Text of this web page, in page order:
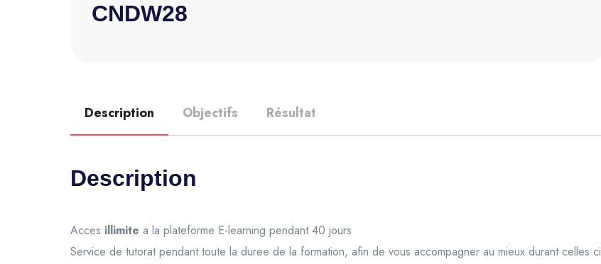
CNDW28
Description Objectifs Résultat
Description
Acces illimite a la plateforme E-learning pendant 40 jours
Service de tutorat pendant toute la duree de la formation, afin de vous accompagner au mieux durant celles ci